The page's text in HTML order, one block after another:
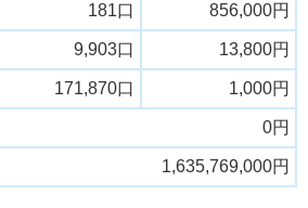
181口 856,000円
9,903口 13,800円
171,870口 1,000円
0円
1,635,769,000円